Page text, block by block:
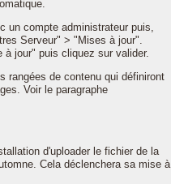
un compte administrateur puis,
Serveur" > "Mises à jour".
à jour" puis cliquez sur valider.
rangées de contenu qui définiront
Voir le paragraphe
d'uploader le fichier de la
Cela déclenchera sa mise à